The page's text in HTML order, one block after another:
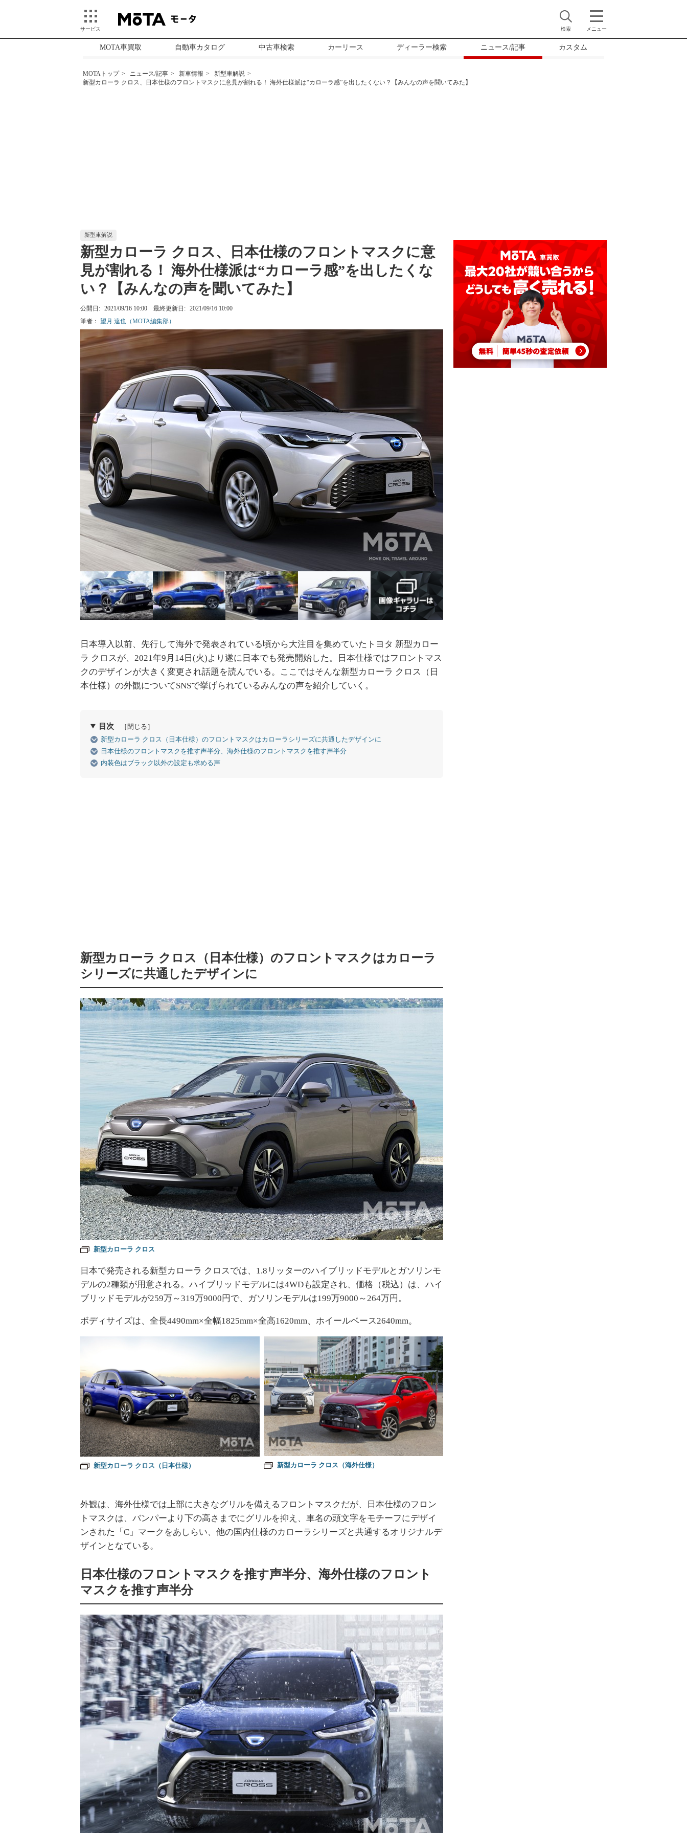
サービス 検索 メニュー
MOTA車買取 自動車カタログ 中古車検索 カーリース ディーラー検索 ニュース/記事 カスタム
MOTAトップ ニュース/記事 新車情報
新型車解説
新型カローラ クロス、日本仕様のフロントマスクに意見が割れる！ 海外仕様派は“カローラ感”を出したくない？【みんなの声を聞いてみた】
新型車解説
新型カローラ クロス、日本仕様のフロントマスクに意
見が割れる！ 海外仕様派は“カローラ感”を出したくな
い？【みんなの声を聞いてみた】
公開日: 2021/09/16 10:00 最終更新日: 2021/09/16 10:00
筆者： 望月 達也（MOTA編集部）
日本導入以前、先行して海外で発表されている頃から大注目を集めていたトヨタ 新型カロー
ラ クロスが、2021年9月14日(火)より遂に日本でも発売開始した。日本仕様ではフロントマス
クのデザインが大きく変更され話題を読んでいる。ここではそんな新型カローラ クロス（日
本仕様）の外観についてSNSで挙げられているみんなの声を紹介していく。
目次
［閉じる］
新型カローラ クロス（日本仕様）のフロントマスクはカローラシリーズに共通したデザインに
日本仕様のフロントマスクを推す声半分、海外仕様のフロントマスクを推す声半分
内装色はブラック以外の設定も求める声
新型カローラ クロス（日本仕様）のフロントマスクはカローラ
シリーズに共通したデザインに
新型カローラ クロス
日本で発売される新型カローラ クロスでは、1.8リッターのハイブリッドモデルとガソリンモ
デルの2種類が用意される。ハイブリッドモデルには4WDも設定され、価格（税込）は、ハイ
ブリッドモデルが259万～319万9000円で、ガソリンモデルは199万9000～264万円。
ボディサイズは、全長4490mm×全幅1825mm×全高1620mm、ホイールベース2640mm。
新型カローラ クロス（日本仕様） 新型カローラ クロス（海外仕様）
外観は、海外仕様では上部に大きなグリルを備えるフロントマスクだが、日本仕様のフロン
トマスクは、バンパーより下の高さまでにグリルを抑え、車名の頭文字をモチーフにデザイ
ンされた「C」マークをあしらい、他の国内仕様のカローラシリーズと共通するオリジナルデ
ザインとなている。
日本仕様のフロントマスクを推す声半分、海外仕様のフロント
マスクを推す声半分